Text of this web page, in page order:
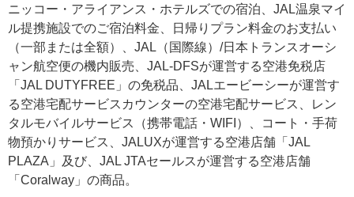
ニッコー・アライアンス・ホテルズでの宿泊、JAL温泉マイ
ル提携施設でのご宿泊料金、日帰りプラン料金のお支払い
（一部または全額）、JAL（国際線）/日本トランスオーシ
ャン航空便の機内販売、JAL-DFSが運営する空港免税店
「JAL DUTYFREE」の免税品、JALエービーシーが運営す
る空港宅配サービスカウンターの空港宅配サービス、レン
タルモバイルサービス（携帯電話・WIFI）、コート・手荷
物預かりサービス、JALUXが運営する空港店舗「JAL
PLAZA」及び、JAL JTAセールスが運営する空港店舗
「Coralway」の商品。